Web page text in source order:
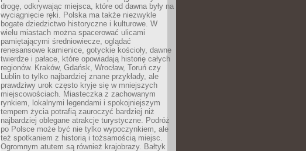
drogę, odkrywając miejsca, które od dawna były na
wyciągnięcie ręki. Polska ma także niezwykle
bogate dziedzictwo historyczne i kulturowe. W
wielu miastach można spacerować ulicami
pamiętającymi średniowiecze, oglądać
renesansowe kamienice, gotyckie kościoły, dawne
twierdze i pałace, które opowiadają historię całych
regionów. Kraków, Gdańsk, Wrocław, Toruń czy
Lublin to tylko najbardziej znane przykłady, ale
prawdziwy urok często kryje się w mniejszych
miejscowościach. Miasteczka z zachowanym
rynkiem, lokalnymi legendami i spokojniejszym
tempem życia potrafią zauroczyć bardziej niż
najbardziej oblegane atrakcje turystyczne. Podróż
po Polsce może być nie tylko wypoczynkiem, ale
też spotkaniem z historią i tożsamością miejsc.
Ogromnym atutem są również krajobrazy. Bałtyk